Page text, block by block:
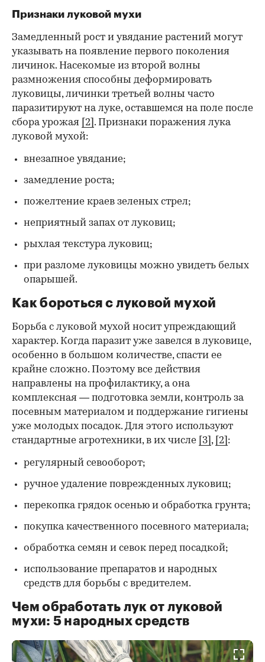
Признаки луковой мухи
Замедленный рост и увядание растений могут
указывать на появление первого поколения
личинок. Насекомые из второй волны
размножения способны деформировать
луковицы, личинки третьей волны часто
паразитируют на луке, оставшемся на поле после
сбора урожая [2] . Признаки поражения лука
луковой мухой:
внезапное увядание;
замедление роста;
пожелтение краев зеленых стрел;
неприятный запах от луковиц;
рыхлая текстура луковиц;
при разломе луковицы можно увидеть белых
опарышей.
Как бороться с луковой мухой
Борьба с луковой мухой носит упреждающий
характер. Когда паразит уже завелся в луковице,
особенно в большом количестве, спасти ее
крайне сложно. Поэтому все действия
направлены на профилактику, а она
комплексная — подготовка земли, контроль за
посевным материалом и поддержание гигиены
уже молодых посадок. Для этого используют
стандартные агротехники, в их числе
[3] , [2] :
регулярный севооборот;
ручное удаление поврежденных луковиц;
перекопка грядок осенью и обработка грунта;
покупка качественного посевного материала;
обработка семян и севок перед посадкой;
использование препаратов и народных
средств для борьбы с вредителем.
Чем обработать лук от луковой
мухи: 5 народных средств